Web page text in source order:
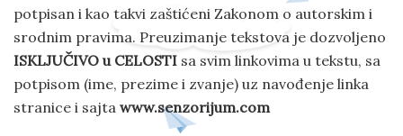
potpisan i kao takvi zaštićeni Zakonom o autorskim i
srodnim pravima. Preuzimanje tekstova je dozvoljeno
ISKLJUČIVO u CELOSTI sa svim linkovima u tekstu, sa
potpisom (ime, prezime i zvanje) uz navođenje linka
stranice i sajta www.senzorijum.com